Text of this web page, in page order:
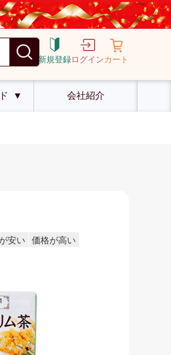
新規登録ログインカート
▼ 会社紹介
安い 価格が高い